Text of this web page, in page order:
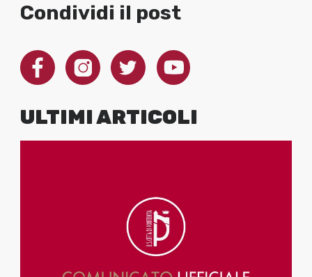
Condividi il post
ULTIMI ARTICOLI